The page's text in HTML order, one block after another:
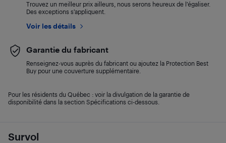
Survol
Trouvez un meilleur prix ailleurs, nous serons heureux de l’égaliser.
Des exceptions s’appliquent.
Voir les détails
Garantie du fabricant
Renseignez-vous auprès du fabricant ou ajoutez la Protection Best
Buy pour une couverture supplémentaire.
Pour les résidents du Québec : voir la divulgation de la garantie de
disponibilité dans la section Spécifications ci-dessous.